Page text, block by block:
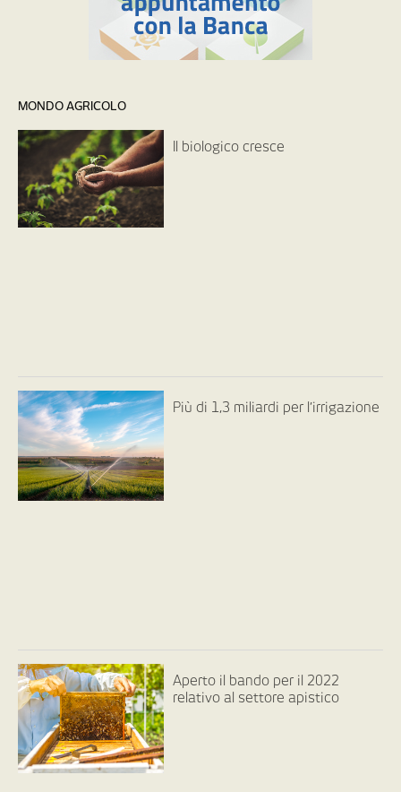
MONDO AGRICOLO
Il biologico cresce
Più di 1,3 miliardi per l’irrigazione
Aperto il bando per il 2022
relativo al settore apistico